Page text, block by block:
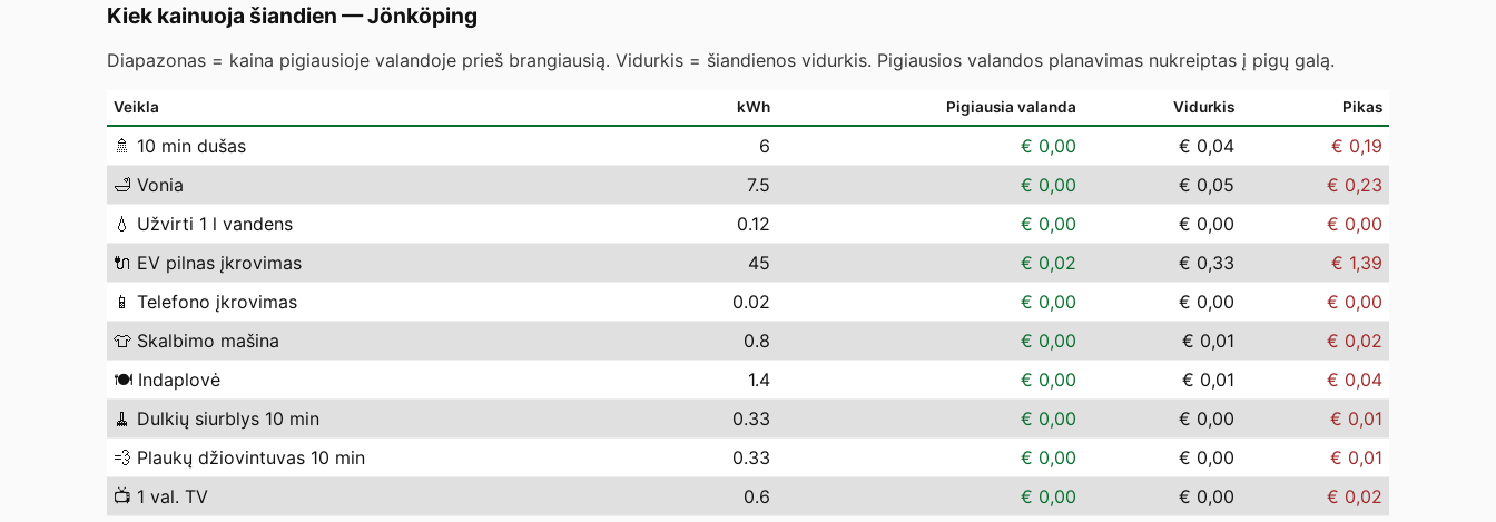
Kiek kainuoja šiandien —Jönköping
Diapazonas = kaina pigiausioje valandoje prieš brangiausią. Vidurkis = šiandienos vidurkis. Pigiausios valandos planavimas nukreiptas į pigų galą.
Veikla kWh Pigiausia valanda Vidurkis Pikas
🚿 10 min dušas 6 € 0,00 € 0,04
€ 0,19
🛁 Vonia 7.5 € 0,00 € 0,05
€ 0,23
💧 Užvirti 1 l vandens 0.12 € 0,00 € 0,00
€ 0,00
🔌 EV pilnas įkrovimas 45 € 0,02 € 0,33
€ 1,39
📱 Telefono įkrovimas 0.02 € 0,00 € 0,00
€ 0,00
👕 Skalbimo mašina 0.8 € 0,00 € 0,01
€ 0,02
🍽️ Indaplovė 1.4 € 0,00 € 0,01
€ 0,04
🧹 Dulkių siurblys 10 min 0.33 € 0,00 € 0,00
€ 0,01
💨 Plaukų džiovintuvas 10 min 0.33 € 0,00 € 0,00
€ 0,01
📺 1 val. TV 0.6 € 0,00 € 0,00 € 0,02